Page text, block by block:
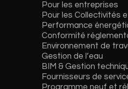
Pour les entreprises
Pour les Collectivités
Performance
Conformité
Environnement de
Gestion de l’eau
BIM & Gestion
Fournisseurs de
Programme neuf et